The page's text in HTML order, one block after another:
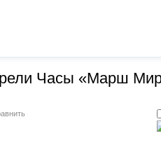
Часы «Марш